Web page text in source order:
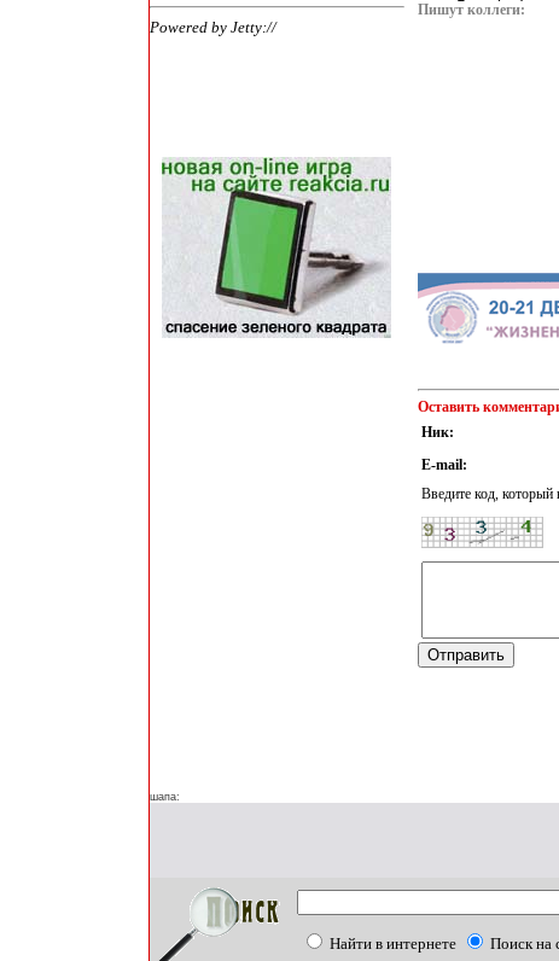
Пишут коллеги:
Оставить
Ник:
E-mail:
Введите код, который
шапа:
Найти в интернете Поиск